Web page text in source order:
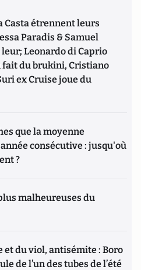
Casta étrennent leurs
Paradis & Samuel
Leonardo di Caprio
fait du brukini, Cristiano
ex Cruise joue du
que la moyenne
consécutive : jusqu'où
?
malheureuses du
du viol, antisémite : Boro
de l’un des tubes de l’été